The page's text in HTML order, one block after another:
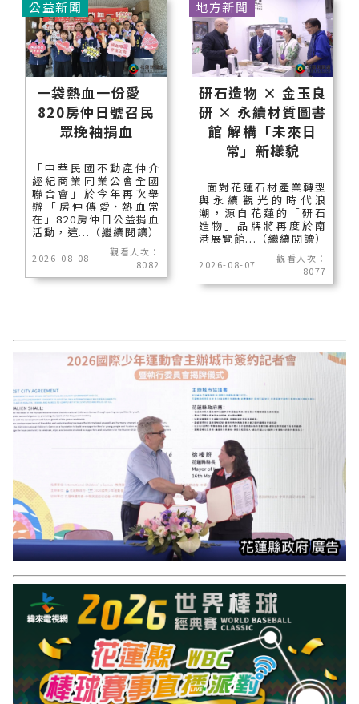
一袋熱血一份愛
820房仲日號召民
眾挽袖捐血
「中華民國不動產仲介
經紀商業同業公會全國
聯合會」於今年再次舉
辦「房仲傳愛˙熱血常
在」820房仲日公益捐血
活動，這...（繼續閱讀）
2026-08-08
觀看人次：
8082
公益新聞
研石造物 × 金玉良
研 × 永續材質圖書
館 解構「未來日
常」新樣貌
面對花蓮石材產業轉型
與永續觀光的時代浪
潮，源自花蓮的「研石
造物」品牌將再度於南
港展覽館...（繼續閱讀）
2026-08-07
觀看人次：
8077
地方新聞